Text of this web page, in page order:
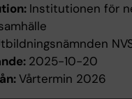
Institutionen för
2025-10-20
Vårtermin 2026